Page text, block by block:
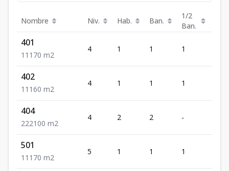
Nombre Niv. Hab. Ban.
1/2
Ban.
401
1 1 1 70 m2
4 1 1 1
402
1 1 1 60 m2
4 1 1 1
404
222100 m2
4 2 2 -
501
1 1 1 70 m2
5 1 1 1